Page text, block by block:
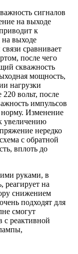
сигналов
на выходе
к
выходе
сравнивает
после чего
скважность
мощность,
нагрузки
вольт, после
импульсов
Изменение
увеличению
нередко
с обратной
вплоть до
руками, в
реагирует на
снижением
подходят для
смогут
с реактивной